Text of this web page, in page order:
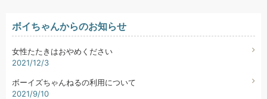
ボイちゃんからのお知らせ
女性たたきはおやめください
2021/12/3
ボーイズちゃんねるの利用について
2021/9/10